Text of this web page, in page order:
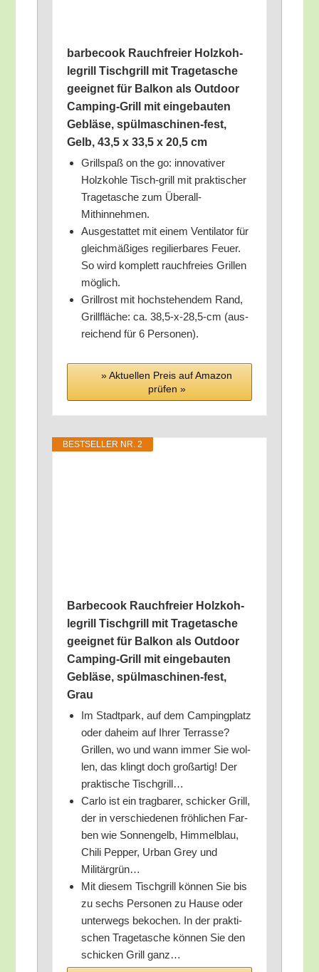
bar­be­cook Rauch­frei­er Holz­koh­
le­grill Tisch­grill mit Tra­ge­ta­sche
geeig­net für Bal­kon als Out­door
Cam­ping-Grill mit ein­ge­bau­ten
Geblä­se, spül­ma­schi­nen-fest,
Gelb, 43,5 x 33,5 x 20,5 cm
Grill­spaß on the go: inno­va­ti­ver
Holz­koh­le Tisch-grill mit prak­ti­scher
Tra­ge­ta­sche zum Überall-
Mithinnehmen.
Aus­ge­stat­tet mit einem Ven­ti­la­tor für
gleich­mä­ßi­ges regi­lier­ba­res Feu­er.
So wird kom­plett rauch­frei­es Gril­len
möglich.
Grill­rost mit hoch­ste­hen­dem Rand,
Grill­flä­che: ca. 38,5‑x-28,5‑cm (aus­
rei­chend für 6 Personen).
» Aktu­el­len Preis auf Ama­zon
prü­fen »
BEST­SEL­LER NR. 2
Bar­be­cook Rauch­frei­er Holz­koh­
le­grill Tisch­grill mit Tra­ge­ta­sche
geeig­net für Bal­kon als Out­door
Cam­ping-Grill mit ein­ge­bau­ten
Geblä­se, spül­ma­schi­nen-fest,
Grau
Im Stadt­park, auf dem Cam­ping­platz
oder daheim auf Ihrer Ter­ras­se?
Gril­len, wo und wann immer Sie wol­
len, das klingt doch groß­ar­tig! Der
prak­ti­sche Tischgrill…
Car­lo ist ein trag­ba­rer, schi­cker Grill,
der in ver­schie­de­nen fröh­li­chen Far­
ben wie Son­nen­gelb, Him­mel­blau,
Chi­li Pep­per, Urban Grey und
Militärgrün…
Mit die­sem Tisch­grill kön­nen Sie bis
zu sechs Per­so­nen zu Hau­se oder
unter­wegs beko­chen. In der prak­ti­
schen Tra­ge­ta­sche kön­nen Sie den
schi­cken Grill ganz…